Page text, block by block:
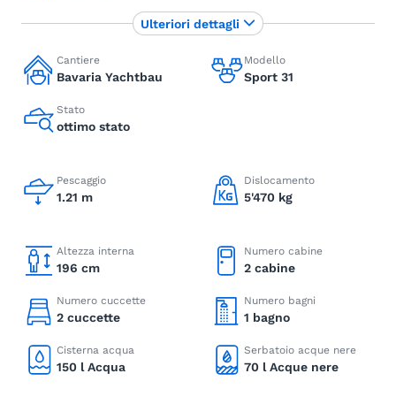
Cantiere
Bavaria Yachtbau
Modello
Sport 31
Stato
ottimo stato
Pescaggio
1.21 m
Dislocamento
5'470 kg
Altezza interna
196 cm
Numero cabine
2 cabine
Numero cuccette
2 cuccette
Numero bagni
1 bagno
Cisterna acqua
150 l Acqua
Serbatoio acque nere
70 l Acque nere
Ulteriori dettagli